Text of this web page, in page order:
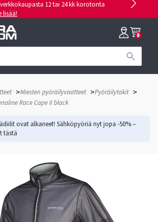
12 tai 24 kk korotonta
lisää!
0
>Miesten pyöräilyvaatteet >Pyöräilytakit >
Race Cape II black
ovat alkaneet! Sähköpyöriä nyt jopa -50% –
tästä